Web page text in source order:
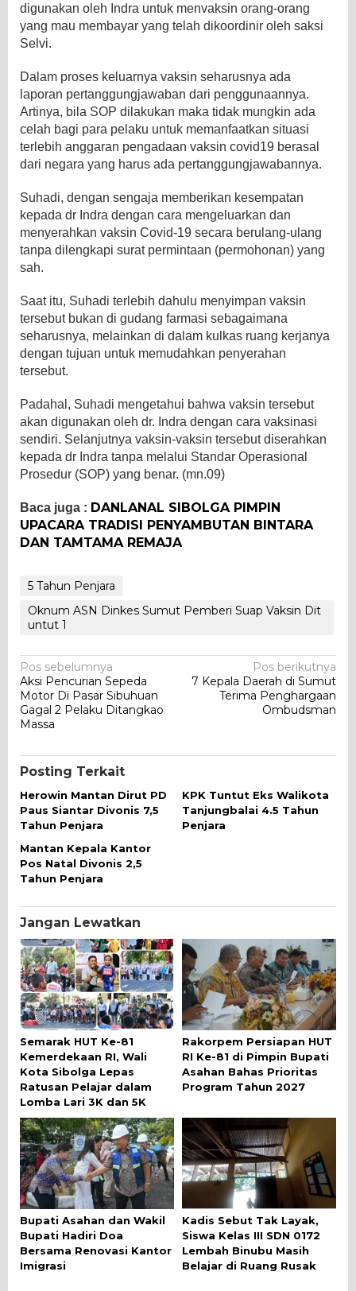
digunakan oleh Indra untuk menvaksin orang-orang
yang mau membayar yang telah dikoordinir oleh saksi
Selvi.
Dalam proses keluarnya vaksin seharusnya ada
laporan pertanggungjawaban dari penggunaannya.
Artinya, bila SOP dilakukan maka tidak mungkin ada
celah bagi para pelaku untuk memanfaatkan situasi
terlebih anggaran pengadaan vaksin covid19 berasal
dari negara yang harus ada pertanggungjawabannya.
Suhadi, dengan sengaja memberikan kesempatan
kepada dr Indra dengan cara mengeluarkan dan
menyerahkan vaksin Covid-19 secara berulang-ulang
tanpa dilengkapi surat permintaan (permohonan) yang
sah.
Saat itu, Suhadi terlebih dahulu menyimpan vaksin
tersebut bukan di gudang farmasi sebagaimana
seharusnya, melainkan di dalam kulkas ruang kerjanya
dengan tujuan untuk memudahkan penyerahan
tersebut.
Padahal, Suhadi mengetahui bahwa vaksin tersebut
akan digunakan oleh dr. Indra dengan cara vaksinasi
sendiri. Selanjutnya vaksin-vaksin tersebut diserahkan
kepada dr Indra tanpa melalui Standar Operasional
Prosedur (SOP) yang benar. (mn.09)
Baca juga : DANLANAL SIBOLGA PIMPIN
UPACARA TRADISI PENYAMBUTAN BINTARA
DAN TAMTAMA REMAJA
5 Tahun Penjara
Oknum ASN Dinkes Sumut Pemberi Suap Vaksin Dit
untut 1
Navigasi
pos
Pos sebelumnya
Aksi Pencurian Sepeda
Motor Di Pasar Sibuhuan
Gagal 2 Pelaku Ditangkao
Massa
Pos berikutnya
7 Kepala Daerah di Sumut
Terima Penghargaan
Ombudsman
Posting Terkait
Herowin Mantan Dirut PD
Paus Siantar Divonis 7,5
Tahun Penjara
KPK Tuntut Eks Walikota
Tanjungbalai 4.5 Tahun
Penjara
Mantan Kepala Kantor
Pos Natal Divonis 2,5
Tahun Penjara
Jangan Lewatkan
Semarak HUT Ke-81
Kemerdekaan RI, Wali
Kota Sibolga Lepas
Ratusan Pelajar dalam
Lomba Lari 3K dan 5K
Rakorpem Persiapan HUT
RI Ke-81 di Pimpin Bupati
Asahan Bahas Prioritas
Program Tahun 2027
Bupati Asahan dan Wakil
Bupati Hadiri Doa
Bersama Renovasi Kantor
Imigrasi
Kadis Sebut Tak Layak,
Siswa Kelas III SDN 0172
Lembah Binubu Masih
Belajar di Ruang Rusak